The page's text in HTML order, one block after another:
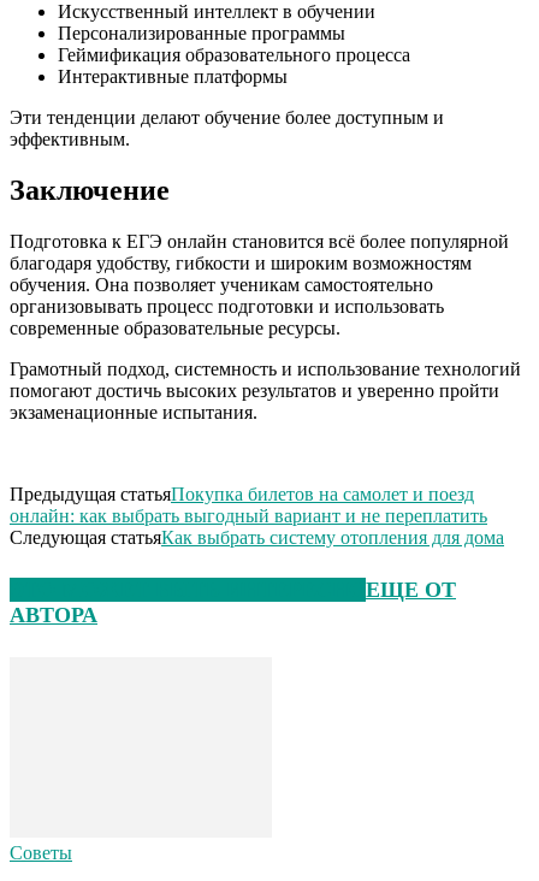
Искусственный интеллект в обучении
Персонализированные программы
Геймификация образовательного процесса
Интерактивные платформы
Эти тенденции делают обучение более доступным и
эффективным.
Заключение
Подготовка к ЕГЭ онлайн становится всё более популярной
благодаря удобству, гибкости и широким возможностям
обучения. Она позволяет ученикам самостоятельно
организовывать процесс подготовки и использовать
современные образовательные ресурсы.
Грамотный подход, системность и использование технологий
помогают достичь высоких результатов и уверенно пройти
экзаменационные испытания.
Предыдущая статьяПокупка билетов на самолет и поезд
онлайн: как выбрать выгодный вариант и не переплатить
Следующая статьяКак выбрать систему отопления для дома
ЕЩЕ ОТ
АВТОРА
Советы